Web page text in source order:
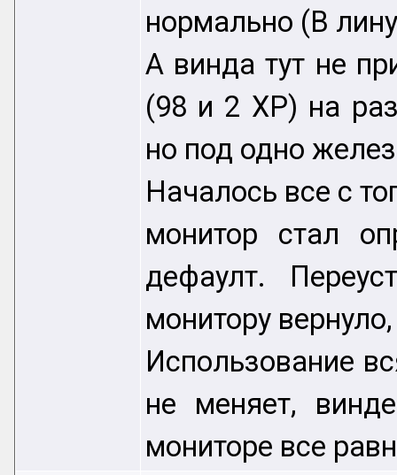
нормально (В
А винда тут не
(98 и 2 ХР) на
но под одно
Началось все с
монитор стал
дефаулт.
монитору
Использование
не меняет,
мониторе все